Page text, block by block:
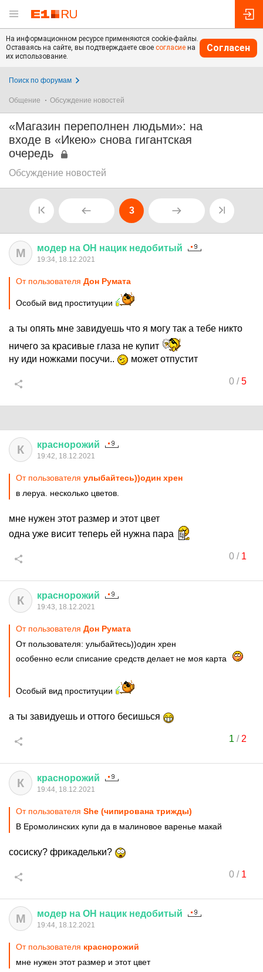
На информационном ресурсе применяются cookie-файлы.
Оставаясь на сайте, вы подтверждаете свое согласие на
их использование.
Согласен
Поиск по форумам
Общение Обсуждение новостей
«Магазин переполнен людьми»: на
входе в «Икею» снова гигантская
очередь
Обсуждение новостей
3
М модер на ОН нацик недобитый
19:34, 18.12.2021
От пользователя Дон Руматa
Особый вид проституции
а ты опять мне завидуешь что я могу так а тебе никто
ничего за красивые глаза не купит
ну иди ножками посучи..
может отпустит
0/5
К краснорожий
19:42, 18.12.2021
От пользователя улыбайтесь))один хрен
в леруа. несколько цветов.
мне нужен этот размер и этот цвет
одна уже висит теперь ей нужна пара
0/ 1
К краснорожий
19:43, 18.12.2021
От пользователя Дон Руматa
От пользователя: улыбайтесь))один хрен
особенно если списание средств делает не моя карта
Особый вид проституции
а ты завидуешь и оттого бесишься
1 / 2
К краснорожий
19:44, 18.12.2021
От пользователя She (чипирована трижды)
В Еромолинских купи да в малиновое варенье макай
сосиску? фрикадельки?
0/ 1
М модер на ОН нацик недобитый
19:44, 18.12.2021
От пользователя краснорожий
мне нужен этот размер и этот цвет